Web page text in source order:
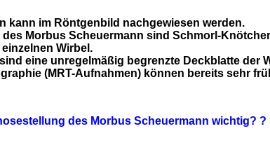
kann im Röntgenbild nachgewiesen werden.
Morbus Scheuermann sind Schmorl-
Wirbel.
eine unregelmäßig begrenzte Deckblatte der
(MRT-Aufnahmen) können bereits sehr
des Morbus Scheuermann wichtig? ?